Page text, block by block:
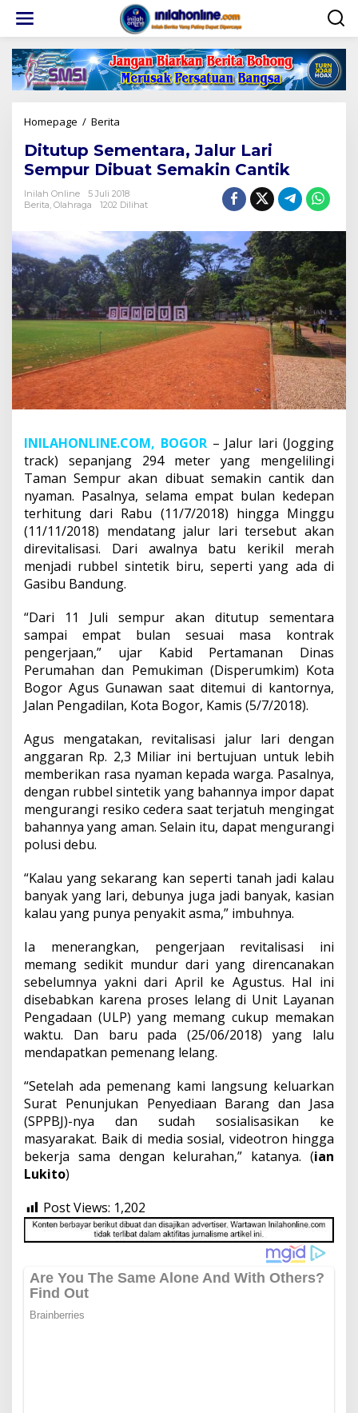
konten
Homepage / Berita
Jalur
Lari
Sempur
Dibuat
Semakin
Ditutup Sementara, Jalur Lari
Sempur Dibuat Semakin Cantik
Inilah Online
5 Juli 2018
Berita Olahraga 1202 Dilihat
INILAHONLINE.COM, BOGOR– Jalur lari (Jogging
track) sepanjang 294 meter yang mengelilingi
Taman Sempur akan dibuat semakin cantik dan
nyaman. Pasalnya, selama empat bulan kedepan
terhitung dari Rabu (11/7/2018) hingga Minggu
(11/11/2018) mendatang jalur lari tersebut akan
direvitalisasi. Dari awalnya batu kerikil merah
menjadi rubbel sintetik biru, seperti yang ada di
Gasibu Bandung.
“Dari 11 Juli sempur akan ditutup sementara
sampai empat bulan sesuai masa kontrak
pengerjaan,” ujar Kabid Pertamanan Dinas
Perumahan dan Pemukiman (Disperumkim) Kota
Bogor Agus Gunawan saat ditemui di kantornya,
Jalan Pengadilan, Kota Bogor, Kamis (5/7/2018).
Agus mengatakan, revitalisasi jalur lari dengan
anggaran Rp. 2,3 Miliar ini bertujuan untuk lebih
memberikan rasa nyaman kepada warga. Pasalnya,
dengan rubbel sintetik yang bahannya impor dapat
mengurangi resiko cedera saat terjatuh mengingat
bahannya yang aman. Selain itu, dapat mengurangi
polusi debu.
“Kalau yang sekarang kan seperti tanah jadi kalau
banyak yang lari, debunya juga jadi banyak, kasian
kalau yang punya penyakit asma,” imbuhnya.
Ia menerangkan, pengerjaan revitalisasi ini
memang sedikit mundur dari yang direncanakan
sebelumnya yakni dari April ke Agustus. Hal ini
disebabkan karena proses lelang di Unit Layanan
Pengadaan (ULP) yang memang cukup memakan
waktu. Dan baru pada (25/06/2018) yang lalu
mendapatkan pemenang lelang.
“Setelah ada pemenang kami langsung keluarkan
Surat Penunjukan Penyediaan Barang dan Jasa
(SPPBJ)-nya dan sudah sosialisasikan ke
masyarakat. Baik di media sosial, videotron hingga
bekerja sama dengan kelurahan,” katanya. (ian
Lukito)
Post Views: 1,202